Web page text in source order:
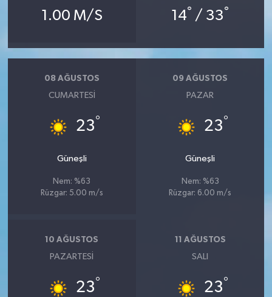
1.00 M/S 14° / 33°
08 AĞUSTOS
CUMARTESI
23°
Güneşli
Nem: %63
Rüzgar: 5.00 m/s
09 AĞUSTOS
PAZAR
23°
Güneşli
Nem: %63
Rüzgar: 6.00 m/s
10 AĞUSTOS
PAZARTESI
23°
11 AĞUSTOS
SALI
23°